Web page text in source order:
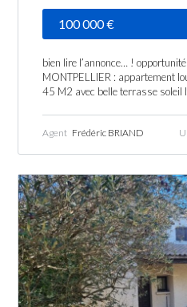
100 000 €
bien lire l’annonce… !
MONTPELLIER : appartement
45 M2 avec belle terrasse soleil
Agent Frédéric BRIAND